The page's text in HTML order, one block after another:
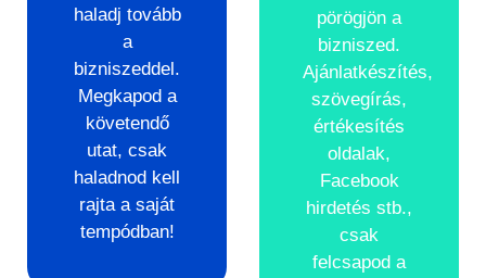
haladj tovább
a
bizniszeddel.
Megkapod a
követendő
utat, csak
haladnod kell
rajta a saját
tempódban!
pörögjön a
bizniszed.
Ajánlatkészítés,
szövegírás,
értékesítés
oldalak,
Facebook
hirdetés stb.,
csak
felcsapod a